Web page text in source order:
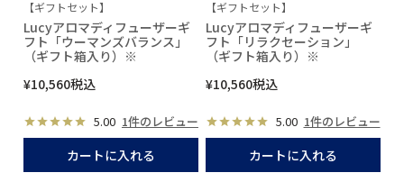
【ギフトセット】
Lucyアロマディフューザーギ
フト「ウーマンズバランス」
（ギフト箱入り）※
¥10,560税込
5.00 1件のレビュー
カートに入れる
【ギフトセット】
Lucyアロマディフューザーギ
フト「リラクセーション」
（ギフト箱入り）※
¥10,560税込
5.00 1件のレビュー
カートに入れる